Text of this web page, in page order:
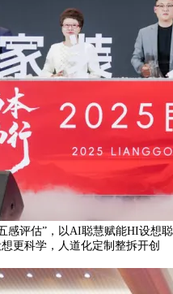
感评估”，以AI聪慧赋能HI设想聪
更科学，人道化定制整拆开创